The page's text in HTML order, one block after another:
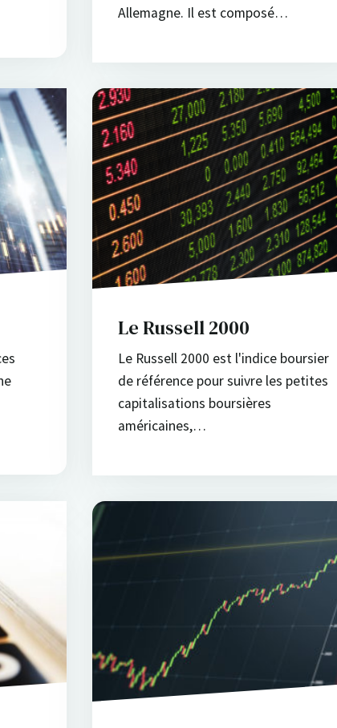
Allemagne. Il est composé…
Le Russell 2000
Le Russell 2000 est l'indice boursier
de référence pour suivre les petites
capitalisations boursières
américaines,…